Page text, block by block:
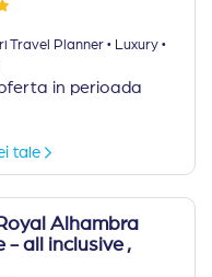
Travel Planner ·Luxury ·
in perioada
tale
Alhambra
- all inclusive ,